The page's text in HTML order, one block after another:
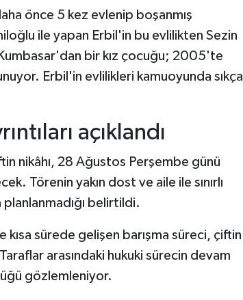
önce 5 kez evlenip boşanmış
ile yapan Erbil'in bu evlilikten Sezin
bir kız çocuğu; 2005'te
Erbil'in evlilikleri kamuoyunda sıkça
açıklandı
nikâhı, 28 Ağustos Perşembe günü
Törenin yakın dost ve aile ile sınırlı
belirtildi.
sürede gelişen barışma süreci, çiftin
arasındaki hukuki sürecin devam
gözlemleniyor.